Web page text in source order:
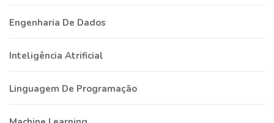
Engenharia De Dados
Inteligência Atrificial
Linguagem De Programação